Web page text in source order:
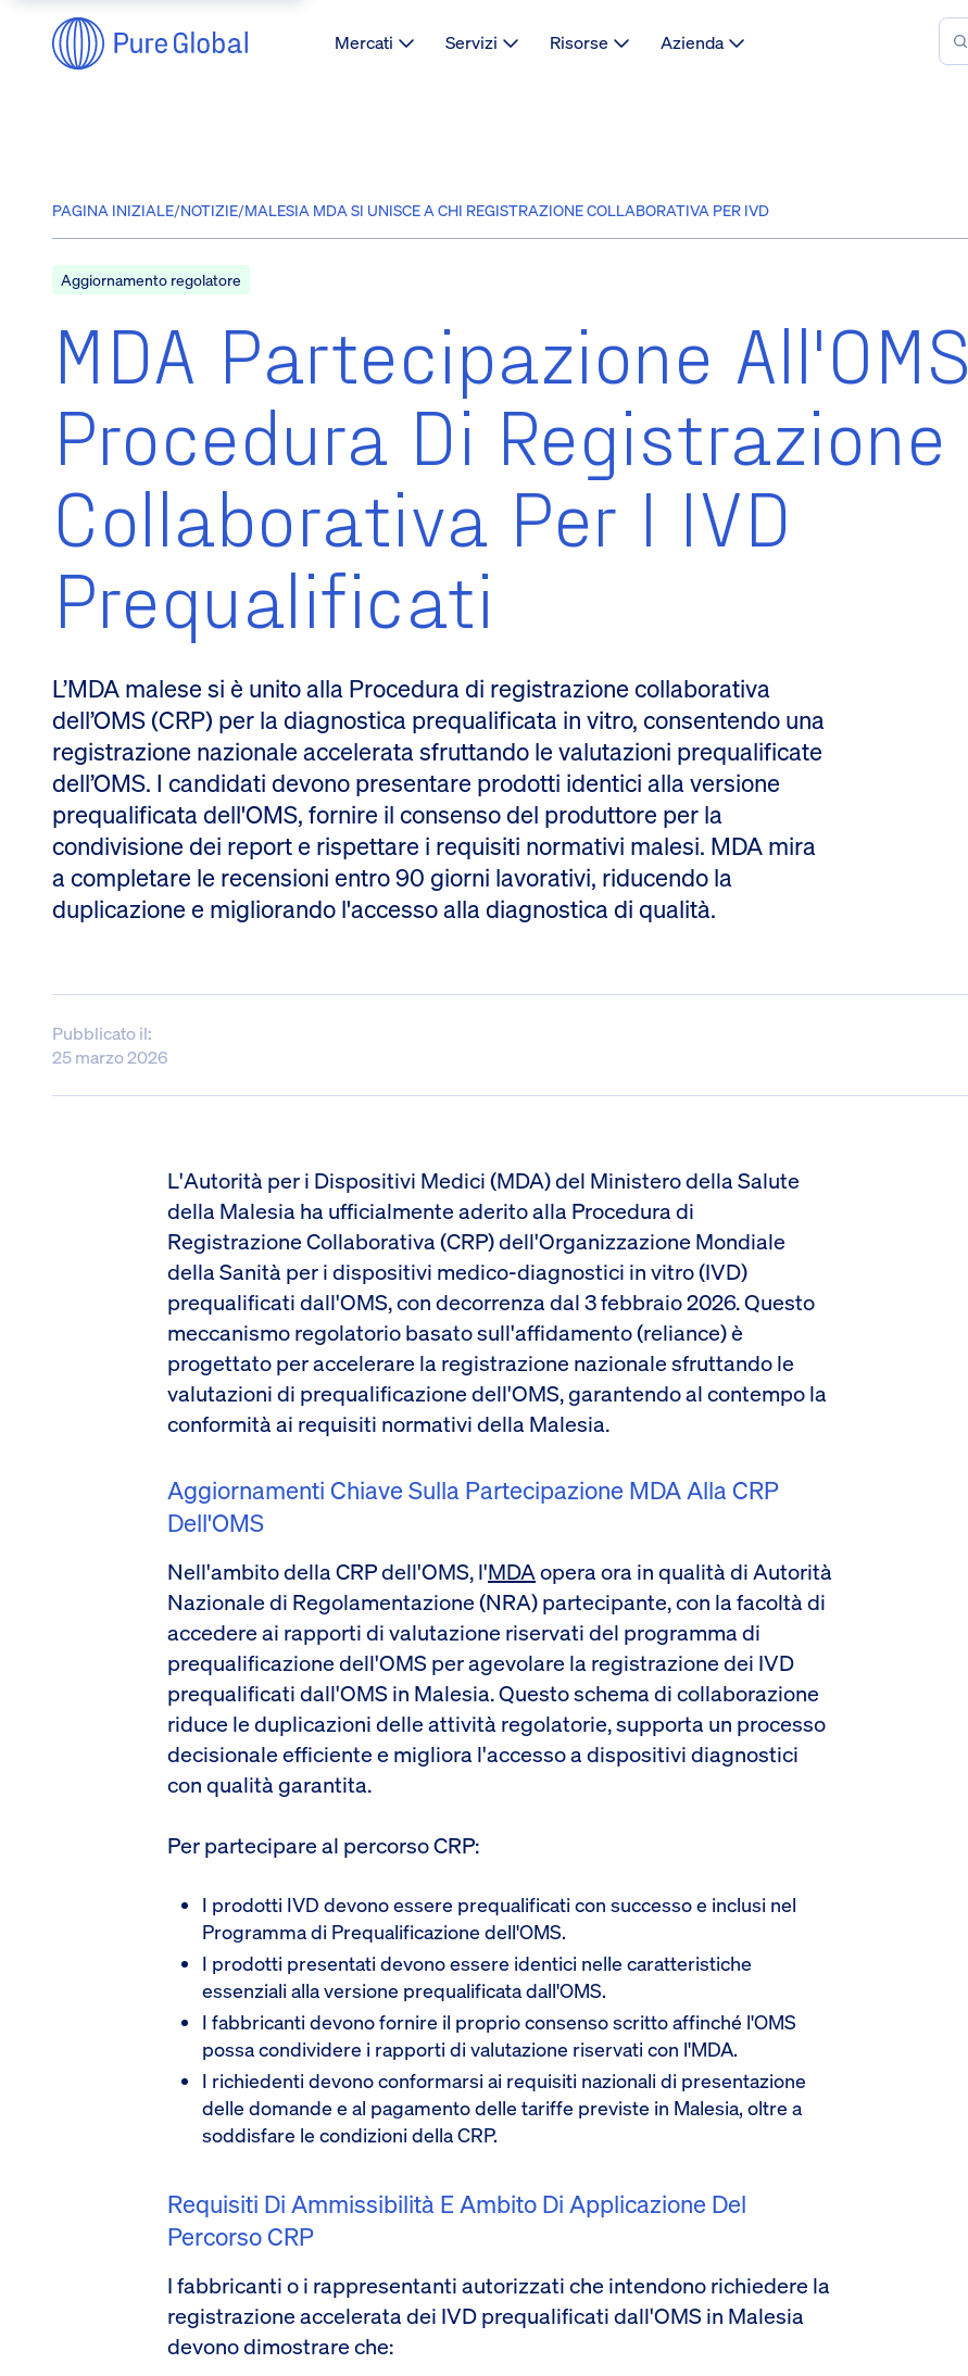
Mercati Servizi Risorse Azienda
PAGINA INIZIALE/NOTIZIE/MALESIA MDA SI UNISCE A CHI REGISTRAZIONE COLLABORATIVA PER IVD
Aggiornamento regolatore
MDA Partecipazione All'OMS
Procedura Di Registrazione
Collaborativa Per I IVD
Prequalificati
L’MDA malese si è unito alla Procedura di registrazione collaborativa
dell’OMS (CRP) per la diagnostica prequalificata in vitro, consentendo una
registrazione nazionale accelerata sfruttando le valutazioni prequalificate
dell’OMS. I candidati devono presentare prodotti identici alla versione
prequalificata dell'OMS, fornire il consenso del produttore per la
condivisione dei report e rispettare i requisiti normativi malesi. MDA mira
a completare le recensioni entro 90 giorni lavorativi, riducendo la
duplicazione e migliorando l'accesso alla diagnostica di qualità.
Pubblicato il:
25 marzo 2026
L'Autorità per i Dispositivi Medici (MDA) del Ministero della Salute
della Malesia ha ufficialmente aderito alla Procedura di
Registrazione Collaborativa (CRP) dell'Organizzazione Mondiale
della Sanità per i dispositivi medico-diagnostici in vitro (IVD)
prequalificati dall'OMS, con decorrenza dal 3 febbraio 2026. Questo
meccanismo regolatorio basato sull'affidamento (reliance) è
progettato per accelerare la registrazione nazionale sfruttando le
valutazioni di prequalificazione dell'OMS, garantendo al contempo la
conformità ai requisiti normativi della Malesia.
Aggiornamenti Chiave Sulla Partecipazione MDA Alla CRP
Dell'OMS
Nell'ambito della CRP dell'OMS, l'MDAopera ora in qualità di Autorità
Nazionale di Regolamentazione (NRA) partecipante, con la facoltà di
accedere ai rapporti di valutazione riservati del programma di
prequalificazione dell'OMS per agevolare la registrazione dei IVD
prequalificati dall'OMS in Malesia. Questo schema di collaborazione
riduce le duplicazioni delle attività regolatorie, supporta un processo
decisionale efficiente e migliora l'accesso a dispositivi diagnostici
con qualità garantita.
Per partecipare al percorso CRP:
I prodotti IVD devono essere prequalificati con successo e inclusi nel
Programma di Prequalificazione dell'OMS.
I prodotti presentati devono essere identici nelle caratteristiche
essenziali alla versione prequalificata dall'OMS.
I fabbricanti devono fornire il proprio consenso scritto affinché l'OMS
possa condividere i rapporti di valutazione riservati con l'MDA.
I richiedenti devono conformarsi ai requisiti nazionali di presentazione
delle domande e al pagamento delle tariffe previste in Malesia, oltre a
soddisfare le condizioni della CRP.
Requisiti Di Ammissibilità E Ambito Di Applicazione Del
Percorso CRP
I fabbricanti o i rappresentanti autorizzati che intendono richiedere la
registrazione accelerata dei IVD prequalificati dall'OMS in Malesia
devono dimostrare che: